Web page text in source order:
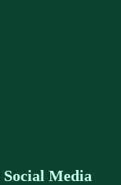
Social Media